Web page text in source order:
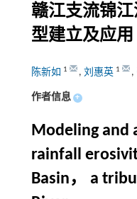
赣江支流锦
型建立及应用
陈新如 1 , 刘惠英 1 ,
作者信息 +
Modeling and
rainfall
Basin， a